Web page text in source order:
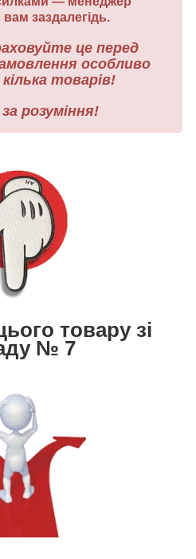
заздалегідь.
це перед
особливо
товарів!
розуміння!
товару зі
№ 7